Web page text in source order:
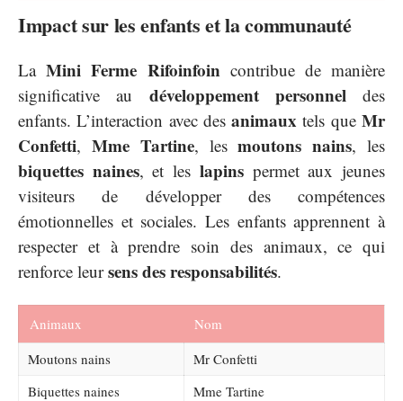
Impact sur les enfants et la communauté
LaMini Ferme Rifoinfoincontribue de manière
significative au développement personneldes
enfants. L’interaction avec desanimaux tels queMr
Confetti, Mme Tartine, lesmoutons nains, les
biquettes naines, et les lapinspermet aux jeunes
visiteurs de développer des compétences
émotionnelles et sociales. Les enfants apprennent à
respecter et à prendre soin des animaux, ce qui
renforce leursens des responsabilités.
Animaux
Nom
Moutons nains
Mr Confetti
Biquettes naines
Mme Tartine